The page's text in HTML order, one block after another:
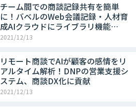
チーム間での商談記録共有を簡単
に！バベルのWeb会議記録・人材育
成AIクラウドにライブラリ機能…
2021/12/13
リモート商談でAIが顧客の感情をリ
アルタイム解析！DNPの営業支援シ
ステム、商談DX化に貢献
2021/12/13